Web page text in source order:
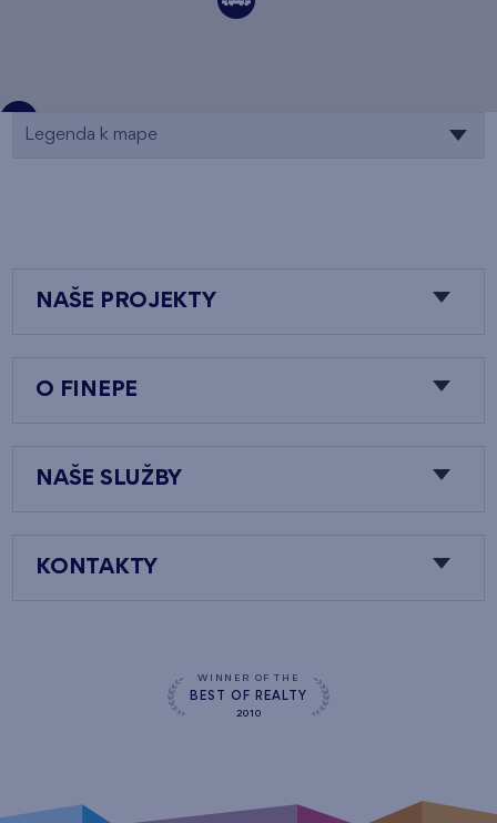
Legenda k mape
NAŠE PROJEKTY
O FINEPE
NAŠE SLUŽBY
KONTAKTY
WINNER OF THE
BEST OF REALTY
2010